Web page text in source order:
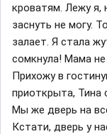
кроватям. Лежу я,
заснуть не могу.
залает. Я стала
сомкнула! Мама
Прихожу в
приоткрыта, Тина
Мы же дверь на
Кстати, дверь у